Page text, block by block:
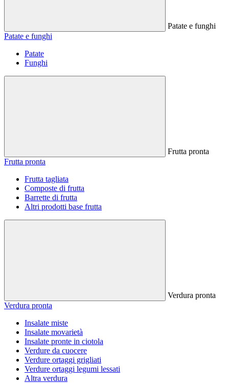
Patate e funghi
Patate e funghi
Patate
Funghi
Frutta pronta
Frutta pronta
Frutta tagliata
Composte di frutta
Barrette di frutta
Altri prodotti base frutta
Verdura pronta
Verdura pronta
Insalate miste
Insalate movarietà
Insalate pronte in ciotola
Verdure da cuocere
Verdure ortaggi grigliati
Verdure ortaggi legumi lessati
Altra verdura